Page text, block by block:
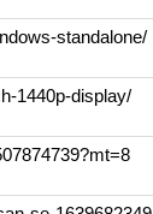
standalone/
1440p-display/